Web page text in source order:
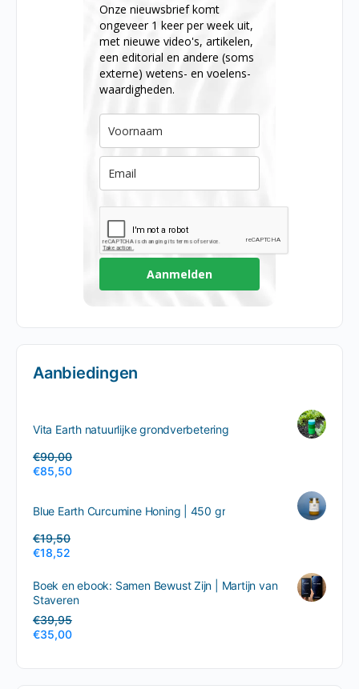
Onze nieuwsbrief komt
ongeveer 1 keer per week uit,
met nieuwe video's, artikelen,
een editorial en andere (soms
externe) wetens- en voelens-
waardigheden.
Aanmelden
Aanbiedingen
Vita Earth natuurlijke grondverbetering
€90,00
€85,50
Blue Earth Curcumine Honing | 450 gr
€19,50
€18,52
Boek en ebook: Samen Bewust Zijn | Martijn van
Staveren
€39,95
€35,00